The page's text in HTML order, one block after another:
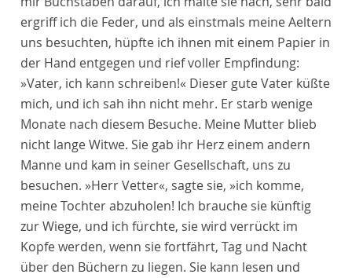
ergriff ich die Feder, und als einstmals meine Aeltern
uns besuchten, hüpfte ich ihnen mit einem Papier in
der Hand entgegen und rief voller Empfindung:
»Vater, ich kann schreiben!« Dieser gute Vater küßte
mich, und ich sah ihn nicht mehr. Er starb wenige
Monate nach diesem Besuche. Meine Mutter blieb
nicht lange Witwe. Sie gab ihr Herz einem andern
Manne und kam in seiner Gesellschaft, uns zu
besuchen. »Herr Vetter«, sagte sie, »ich komme,
meine Tochter abzuholen! Ich brauche sie künftig
zur Wiege, und ich fürchte, sie wird verrückt im
Kopfe werden, wenn sie fortfährt, Tag und Nacht
über den Büchern zu liegen. Sie kann lesen und